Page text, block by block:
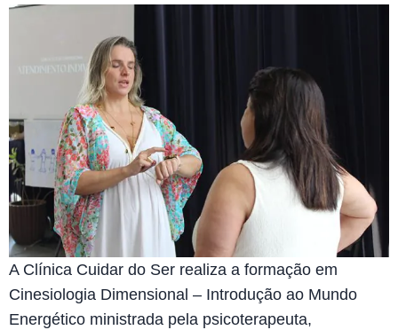
A Clínica Cuidar do Ser realiza a formação em
Cinesiologia Dimensional – Introdução ao Mundo
Energético ministrada pela psicoterapeuta,